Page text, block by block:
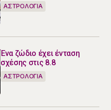
ΑΣΤΡΟΛΟΓΙΑ
Ένα ζώδιο έχει ένταση
σχέσης στις 8.8
ΑΣΤΡΟΛΟΓΙΑ